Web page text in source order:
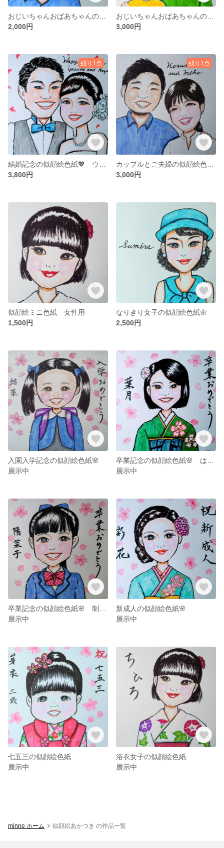
2,000円
3,000円
残り1点
3,800円
残り1点
3,000円
似顔絵ミニ色紙 女性用
1,500円
なりきり女子の似顔絵色紙🌼
2,500円
入園入学記念の似顔絵色紙🌸
展示中
展示中
展示中
新成人の似顔絵色紙🌸
展示中
七五三の似顔絵色紙
展示中
浴衣女子の似顔絵色紙
展示中
minne ホーム 似顔絵あかつき の作品一覧